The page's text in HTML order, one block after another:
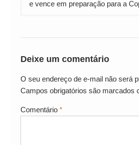
e vence em preparação para a
Deixe um comentário
O seu endereço de e-mail não será
Campos obrigatórios são marcados
Comentário *